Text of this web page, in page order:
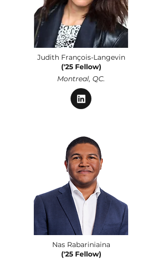
Judith François-Langevin
('25 Fellow)
Montreal, QC.
Nas Rabariniaina
('25 Fellow)